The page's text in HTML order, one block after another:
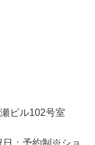
ビル102号室